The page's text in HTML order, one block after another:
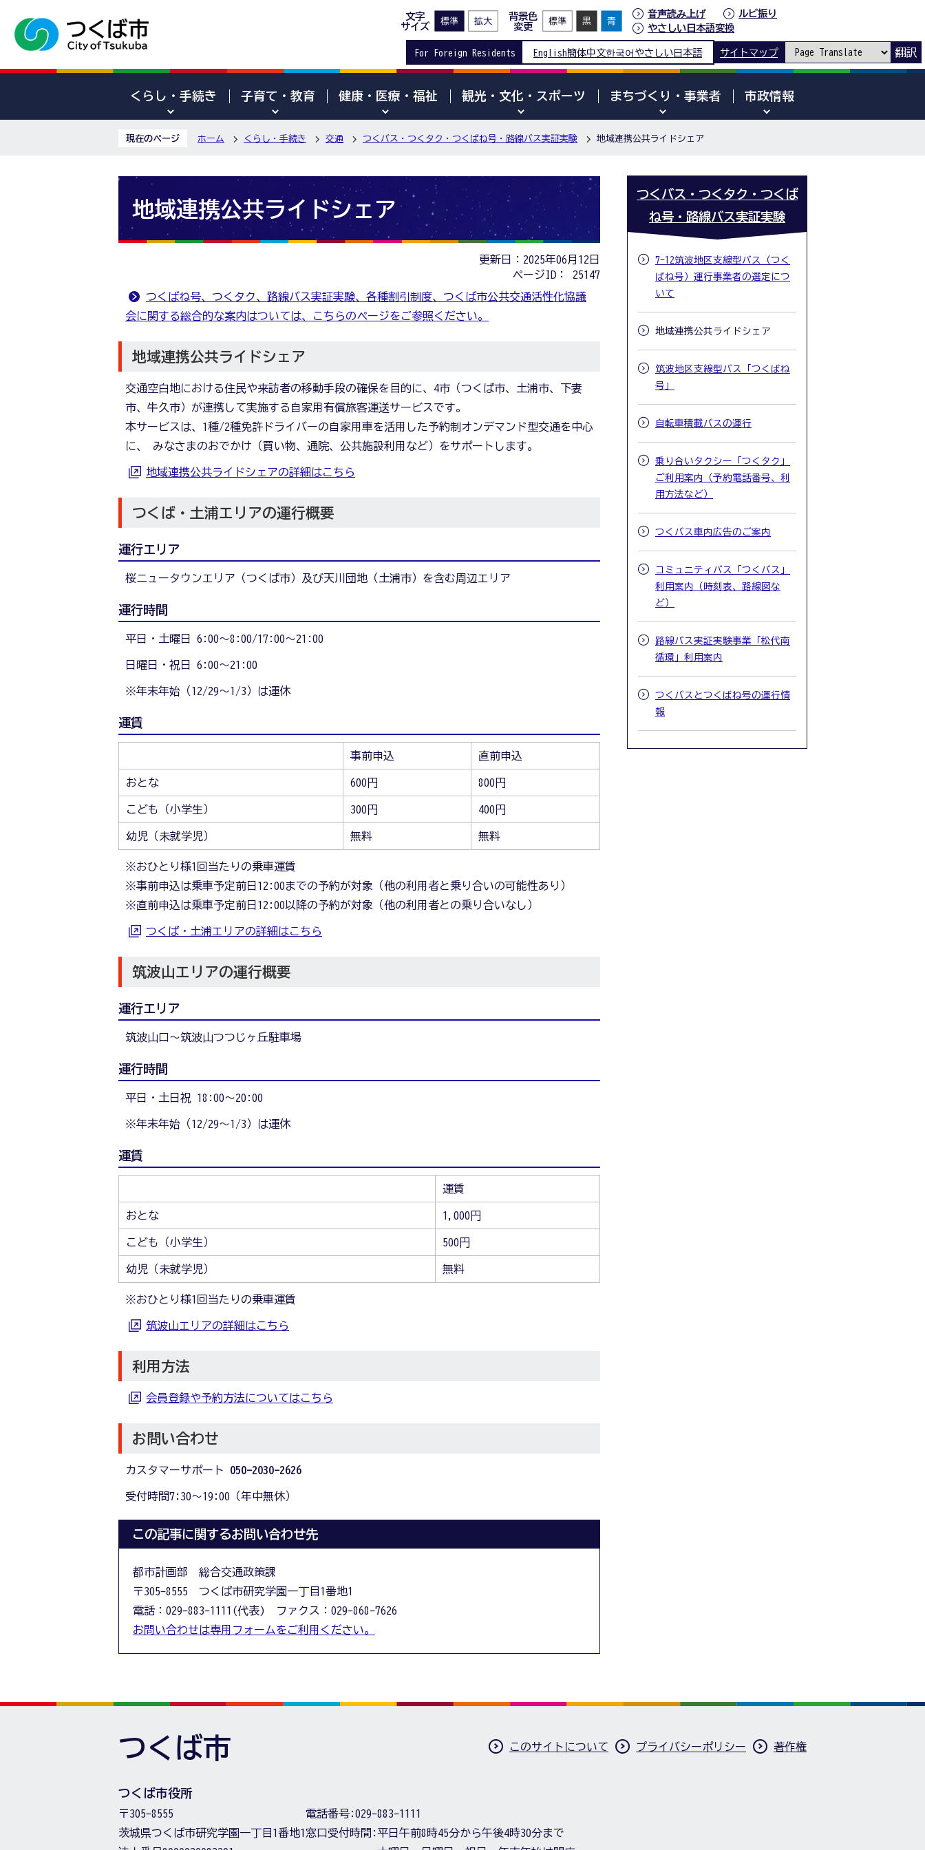
文字
サイズ
背景色
変更
音声読み上げ
ルビ振り
やさしい日本語変換
For Foreign Residents English簡体中文한국어 やさしい日本語 サイトマップ 翻訳
くらし・手続き 子育て・教育 健康・医療・福祉 観光・文化・スポーツ まちづくり・事業者 市政情報
現在のページ ホーム くらし・手続き 交通 つくバス・つくタク・つくばね号・路線バス実証実験 地域連携公共ライドシェア
地域連携公共ライドシェア
更新日：2025年06月12日
ページID：
25147
つくばね号、つくタク、路線バス実証実験、各種割引制度、つくば市公共交通活性化協議
会に関する総合的な案内はついては、こちらのページをご参照ください。
地域連携公共ライドシェア
交通空白地における住民や来訪者の移動手段の確保を目的に、4市（つくば市、土浦市、下妻
市、牛久市）が連携して実施する自家用有償旅客運送サービスです。
本サービスは、1種/2種免許ドライバーの自家用車を活用した予約制オンデマンド型交通を中心
に、 みなさまのおでかけ（買い物、通院、公共施設利用など）をサポートします。
地域連携公共ライドシェアの詳細はこちら
つくば・土浦エリアの運行概要
運行エリア
桜ニュータウンエリア（つくば市）及び天川団地（土浦市）を含む周辺エリア
運行時間
平日・土曜日 6:00～8:00/17:00～21:00
日曜日・祝日 6:00～21:00
※年末年始（12/29～1/3）は運休
運賃
事前申込 直前申込
おとな 600円 800円
こども（小学生） 300円 400円
幼児（未就学児） 無料 無料
※おひとり様1回当たりの乗車運賃
※事前申込は乗車予定前日12:00までの予約が対象（他の利用者と乗り合いの可能性あり）
※直前申込は乗車予定前日12:00以降の予約が対象（他の利用者との乗り合いなし）
つくば・土浦エリアの詳細はこちら
筑波山エリアの運行概要
運行エリア
筑波山口～筑波山つつじヶ丘駐車場
運行時間
平日・土日祝 18:00～20:00
※年末年始（12/29～1/3）は運休
運賃
運賃
おとな 1,000円
こども（小学生） 500円
幼児（未就学児） 無料
※おひとり様1回当たりの乗車運賃
筑波山エリアの詳細はこちら
利用方法
会員登録や予約方法についてはこちら
お問い合わせ
カスタマーサポート 050-2030-2626
受付時間7:30～19:00（年中無休）
この記事に関するお問い合わせ先
都市計画部 総合交通政策課
〒305-8555 つくば市研究学園一丁目1番地1
電話：029-883-1111(代表) ファクス：029-868-7626
お問い合わせは専用フォームをご利用ください。
つくバス・つくタク・つくば
ね号・路線バス実証実験
7-12筑波地区支線型バス（つく
ばね号）運行事業者の選定につ
いて
地域連携公共ライドシェア
筑波地区支線型バス「つくばね
号」
自転車積載バスの運行
乗り合いタクシー「つくタク」
ご利用案内（予約電話番号、利
用方法など）
つくバス車内広告のご案内
コミュニティバス「つくバス」
利用案内（時刻表、路線図な
ど）
路線バス実証実験事業「松代南
循環」利用案内
つくバスとつくばね号の運行情
報
つくば市 このサイトについて プライバシーポリシー 著作権
つくば市役所
〒305-8555
茨城県つくば市研究学園一丁目1番地1
電話番号:029-883-1111
窓口受付時間:平日午前8時45分から午後4時30分まで